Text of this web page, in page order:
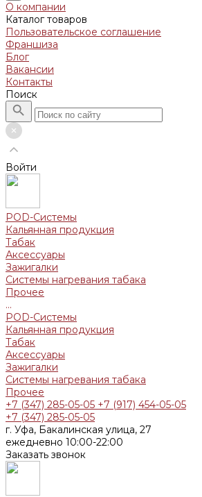
О компании
Каталог товаров
Пользовательское соглашение
Франшиза
Блог
Вакансии
Контакты
Поиск
Войти
POD-Системы
Кальянная продукция
Табак
Аксессуары
Зажигалки
Системы нагревания табака
Прочее
...
POD-Системы
Кальянная продукция
Табак
Аксессуары
Зажигалки
Системы нагревания табака
Прочее
+7 (347) 285-05-05 +7 (917) 454-05-05
+7 (347) 285-05-05
г. Уфа, Бакалинская улица, 27
ежедневно 10:00-22:00
Заказать звонок